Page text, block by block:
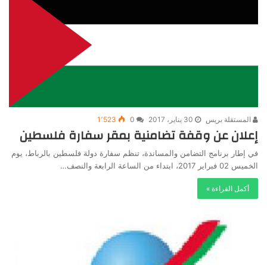
المستقلة بريس 30 يناير، 2017 0 1٬523
إعلان عن وقفة تضامنية بمقر سفارة فلسطين
في إطار برنامج التضامن والمساندة، تنظم سفارة دولة فلسطين بالرباط، يوم
الخميس 02 فبراير 2017، ابتداء من الساعة الرابعة والنصف…
أكمل القراءة »